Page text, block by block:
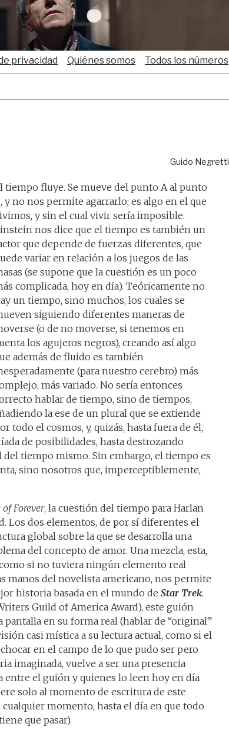
privacidad Quiénes somos Todos los números
Guido Negretti
tiempo fluye. Se mueve del punto A al punto
y no nos permite agarrarlo; es algo en el que
y sin el cual vivir sería imposible.
nos dice que el tiempo es también un
que depende de fuerzas diferentes, que
variar en relación a los juegos de las
(se supone que la cuestión es un poco
complicada, hoy en día). Teóricamente no
un tiempo, sino muchos, los cuales se
siguiendo diferentes maneras de
(o de no moverse, si tenemos en
los agujeros negros), creando así algo
además de fluido es también
(para nuestro cerebro) más
más variado. No sería entonces
hablar de tiempo, sino de tiempos,
la ese de un plural que se extiende
todo el cosmos, y, quizás, hasta fuera de él,
de posibilidades, hasta destrozando
tiempo mismo. Sin embargo, el tiempo es
sino nosotros que, imperceptiblemente,
Forever, la cuestión del tiempo para Harlan
Los dos elementos, de por sí diferentes el
global sobre la que se desarrolla una
del concepto de amor. Una mezcla, esta,
si no tuviera ningún elemento real
manos del novelista americano, nos permite
historia basada en el mundo de Star Trek.
Guild of America Award), este guión
en su forma real (hablar de “original”
casi mística a su lectura actual, como si el
en el campo de lo que pudo ser pero
imaginada, vuelve a ser una presencia
entre el guión y quienes lo leen hoy en día
solo al momento de escritura de este
momento, hasta el día en que todo
que pasar).